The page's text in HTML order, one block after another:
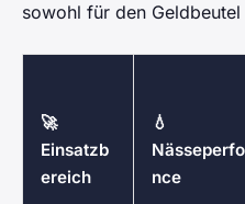
sowohl für den
🚀
Einsatzb
ereich
💧
nce